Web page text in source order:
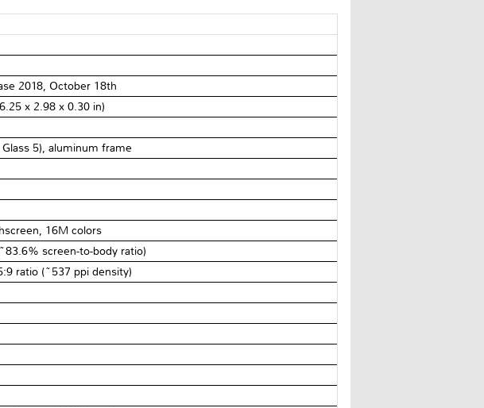
2018, October 18th
x 2.98 x 0.30 in)
5), aluminum frame
16M colors
screen-to-body ratio)
ratio (~537 ppi density)